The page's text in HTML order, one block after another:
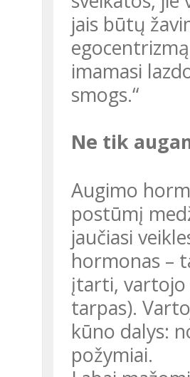
jais būtų
imamasi
smogs.“
Ne tik
Augimo hormonas yra stimuliuojamoji medžiaga. Ji suteikia
postūmį
jaučiasi
hormonas –
įtarti, vartojo
tarpas).
kūno dalys:
požymiai.